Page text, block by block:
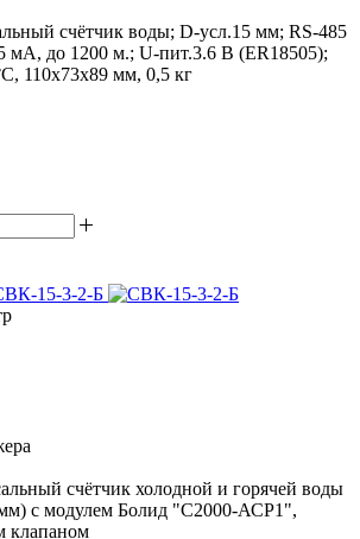
счётчик воды; D-усл.15 мм; RS-485
мА, до 1200 м.; U-пит.3.6 В (ER18505);
110х73х89 мм, 0,5 кг
счётчик холодной и горячей воды
с модулем Болид "С2000-АСР1",
клапаном